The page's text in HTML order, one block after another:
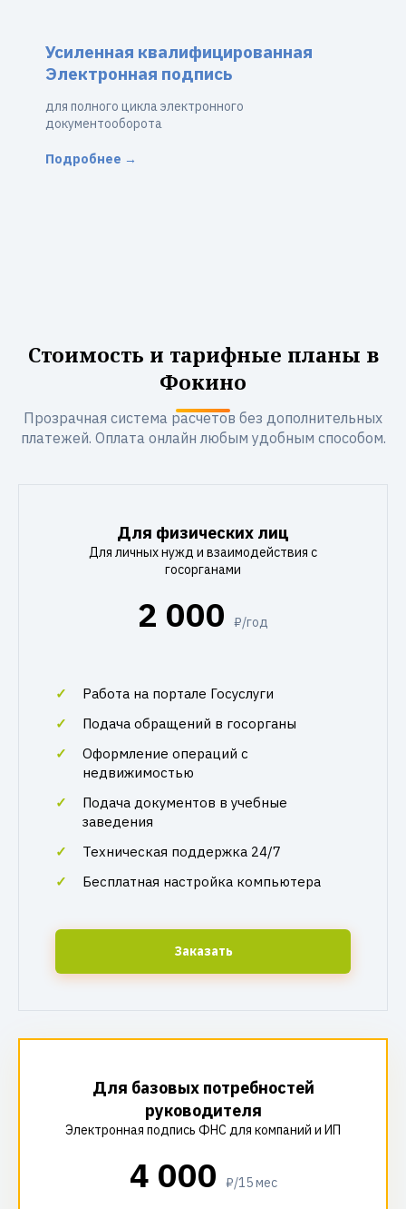
Усиленная квалифицированная
Электронная подпись
для полного цикла электронного
документооборота
Подробнее →
Стоимость и тарифные планы в
Фокино
Прозрачная система расчетов без дополнительных
платежей. Оплата онлайн любым удобным способом.
Для физических лиц
Для личных нужд и взаимодействия с
госорганами
2 000 ₽/год
Работа на портале Госуслуги
Подача обращений в госорганы
Оформление операций с
недвижимостью
Подача документов в учебные
заведения
Техническая поддержка 24/7
Бесплатная настройка компьютера
Заказать
Для базовых потребностей
руководителя
Электронная подпись ФНС для компаний и ИП
4 000 ₽/15 мес